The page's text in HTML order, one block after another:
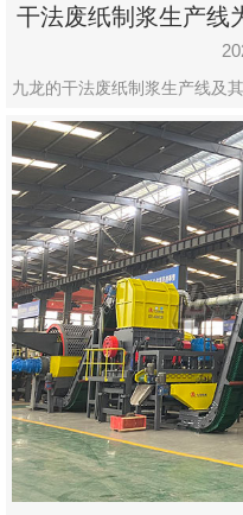
干法废纸制浆生产线
九龙的干法废纸制浆生产线及